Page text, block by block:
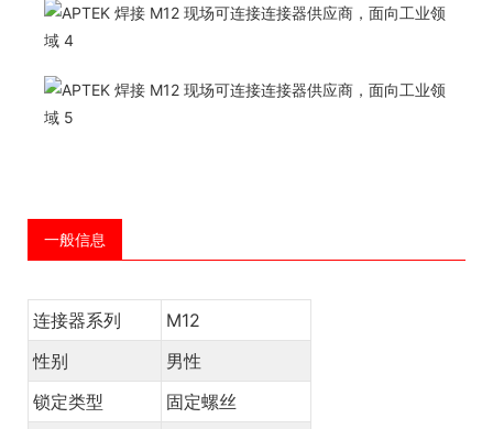
一般信息
连接器系列
M12
性别
男性
锁定类型
固定螺丝